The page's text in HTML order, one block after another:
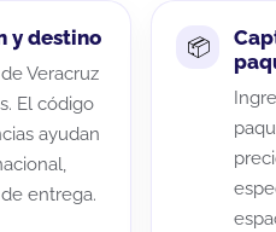
y destino
Veracruz
El código
ayudan
entrega.